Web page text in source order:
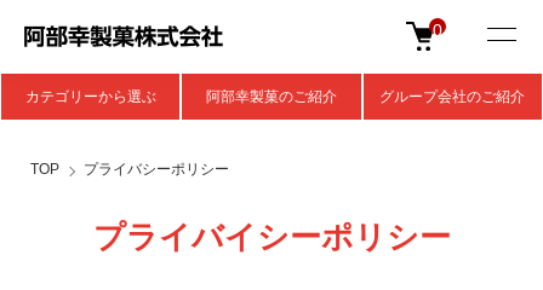
0
カテゴリーから選ぶ 阿部幸製菓のご紹介 グループ会社のご紹介
TOP プライバシーポリシー
プライバイシーポリシー